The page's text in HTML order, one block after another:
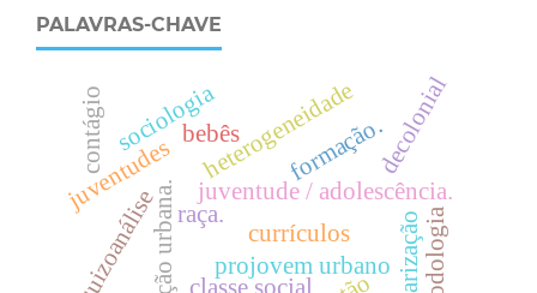
PALAVRAS-CHAVE
currículos
projovem urbano
juventude / adolescência.
.
classe social.
raça.
juventudes heterogeneidade
esquizoanálise
formação.decolonial
bebês
contágio sociologia